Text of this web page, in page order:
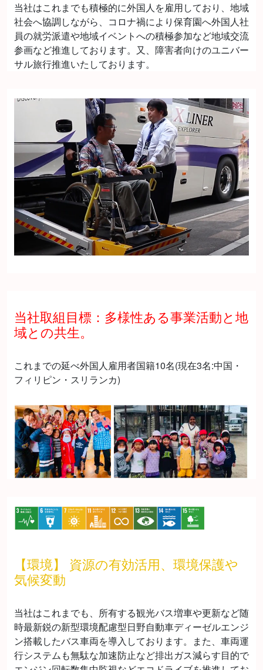
当社はこれまでも積極的に外国人を雇用しており、地域
社会へ協調しながら、コロナ禍により保育園へ外国人社
員の就労派遣や地域イベントへの積極参加など地域交流
参画など推進しております。又、障害者向けのユニバー
サル旅行推進いたしております。
当社取組目標：多様性ある事業活動と地
域との共生。
これまでの延べ外国人雇用者国籍10名(現在3名:中国・
フィリピン・スリランカ)
【環境】 資源の有効活用、環境保護や
気候変動
当社はこれまでも、所有する観光バス増車や更新など随
時最新鋭の新型環境配慮型日野自動車ディーゼルエンジ
ン搭載したバス車両を導入しております。また、車両運
行システムも無駄な加速防止など排出ガス減らす目的で